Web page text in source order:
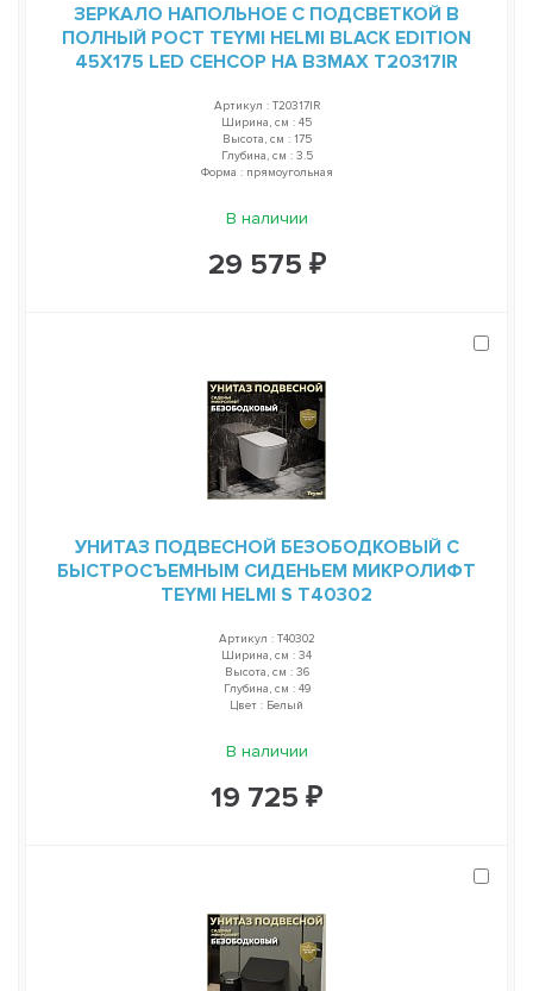
ЗЕРКАЛО НАПОЛЬНОЕ С ПОДСВЕТКОЙ В
ПОЛНЫЙ РОСТ TEYMI HELMI BLACK EDITION
45Х175 LED СЕНСОР НА ВЗМАХ T20317IR
Артикул : T20317IR
Ширина, см : 45
Высота, см : 175
Глубина, см : 3.5
Форма : прямоугольная
В наличии
29 575 ₽
УНИТАЗ ПОДВЕСНОЙ БЕЗОБОДКОВЫЙ С
БЫСТРОСЪЕМНЫМ СИДЕНЬЕМ МИКРОЛИФТ
TEYMI HELMI S T40302
Артикул : T40302
Ширина, см : 34
Высота, см : 36
Глубина, см : 49
Цвет : Белый
В наличии
19 725 ₽